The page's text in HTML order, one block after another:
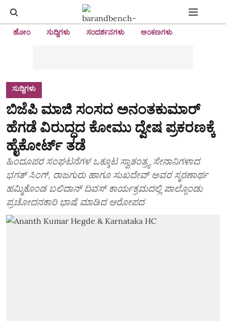
ಹೋಂ ಸುದ್ದಿಗಳು ಸಂದರ್ಶನಗಳು ಅಂಕಣಗಳು
ಸುದ್ದಿಗಳು
ಬಿಜೆಪಿ ಮಾಜಿ ಸಂಸದ ಅನಂತಕುಮಾರ್‌
ಹೆಗಡೆ ವಿರುದ್ಧದ ಕೋಮು ದ್ವೇಷ ಪ್ರಕರಣಕ್ಕೆ
ಹೈಕೋರ್ಟ್‌ ತಡೆ
ಹಿಂದೂಪರ ಸಂಘಟನೆಗಳ ಒಕ್ಕೂಟ ಸ್ವಾತಂತ್ರ್ಯ ಸೇನಾನಿಗಳಾದ
ಭಗತ್ ಸಿಂಗ್, ರಾಜಗುರು ಹಾಗೂ ಸುಖದೇವ್ ಅವರ ಸ್ಮರಣಾರ್ಥ
ಹಮ್ಮಿಕೊಂಡ ಬಲಿದಾನ್ ದಿವಸ್ ಕಾರ್ಯಕ್ರಮದಲ್ಲಿ ಪಾಲ್ಗೊಂಡು
ಪ್ರಚೋದನಕಾರಿ ಭಾಷೆ ಮಾಡಿದ ಆರೋಪದ